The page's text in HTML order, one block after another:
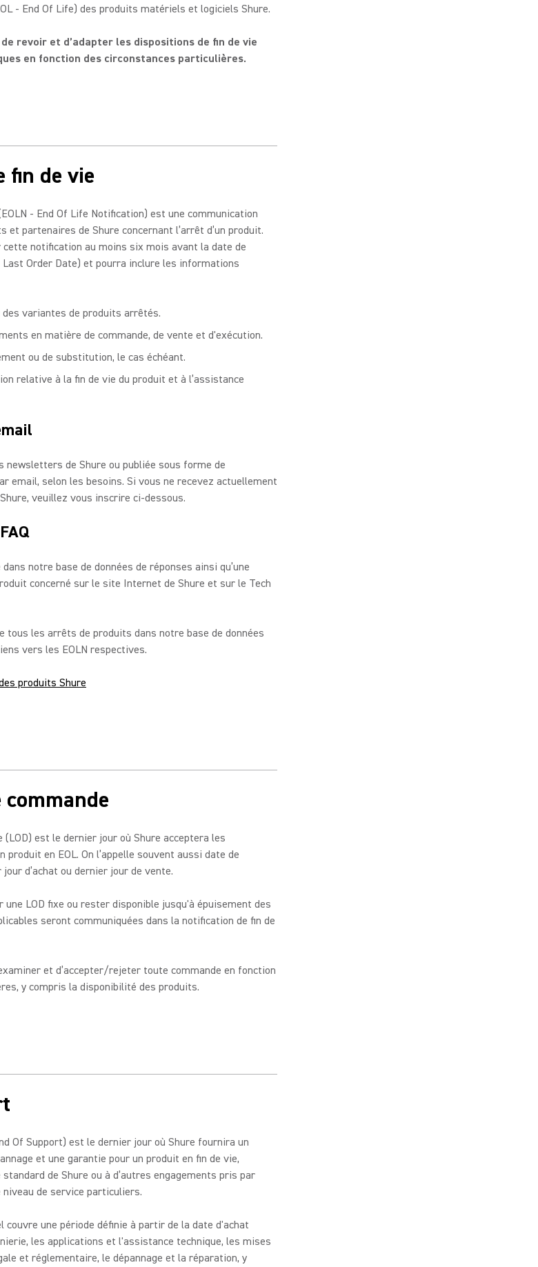
- End Of Life) des produits matériels et logiciels Shure.
revoir et d’adapter les dispositions de fin de vie
en fonction des circonstances particulières.
fin de vie
- End Of Life Notification) est une communication
et partenaires de Shure concernant l’arrêt d’un produit.
cette notification au moins six mois avant la date de
Order Date) et pourra inclure les informations
variantes de produits arrêtés.
en matière de commande, de vente et d'exécution.
ou de substitution, le cas échéant.
relative à la fin de vie du produit et à l’assistance
newsletters de Shure ou publiée sous forme de
email, selon les besoins. Si vous ne recevez actuellement
veuillez vous inscrire ci-dessous.
dans notre base de données de réponses ainsi qu’une
concerné sur le site Internet de Shure et sur le Tech
tous les arrêts de produits dans notre base de données
vers les EOLN respectives.
produits Shure
est le dernier jour où Shure acceptera les
produit en EOL. On l’appelle souvent aussi date de
d’achat ou dernier jour de vente.
une LOD fixe ou rester disponible jusqu'à épuisement des
seront communiquées dans la notification de fin de
et d’accepter/rejeter toute commande en fonction
y compris la disponibilité des produits.
Of Support) est le dernier jour où Shure fournira un
et une garantie pour un produit en fin de vie,
de Shure ou à d’autres engagements pris par
de service particuliers.
couvre une période définie à partir de la date d'achat
les applications et l'assistance technique, les mises
et réglementaire, le dépannage et la réparation, y